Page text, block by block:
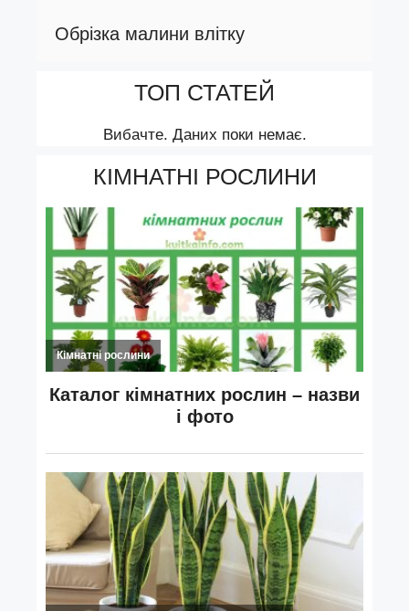
Обрізка малини влітку
ТОП СТАТЕЙ
Вибачте. Даних поки немає.
КІМНАТНІ РОСЛИНИ